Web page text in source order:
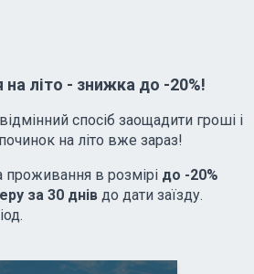
літо - знижка до -20%!
спосіб заощадити гроші і
на літо вже зараз!
в розмірі до -20%
за 30 днів до дати заїзду.